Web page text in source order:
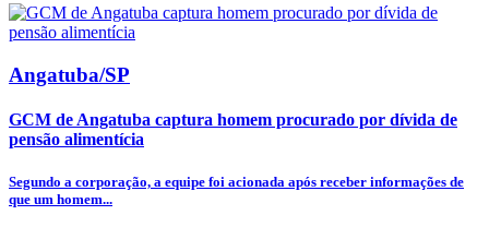
Angatuba/SP
GCM de Angatuba captura homem procurado por dívida de
pensão alimentícia
Segundo a corporação, a equipe foi acionada após receber informações de
que um homem...